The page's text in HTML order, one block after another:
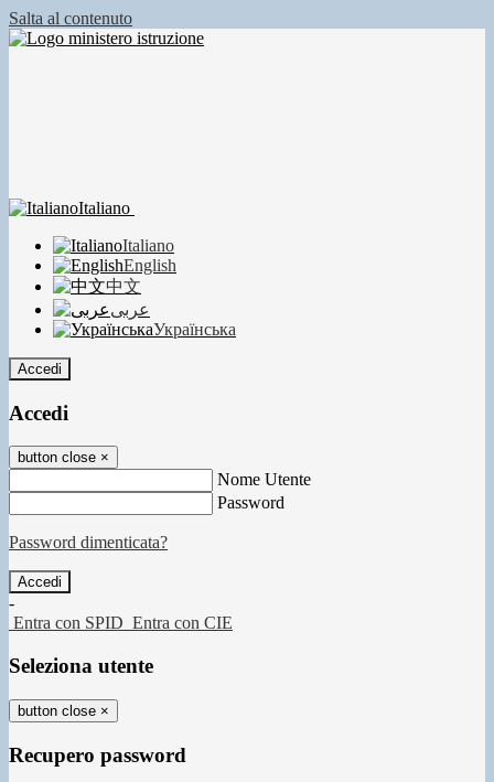
Salta al contenuto
Italiano
Italiano
English
中文
عربى
Українська
Accedi
Accedi
button close ×
Nome Utente
Password
Password dimenticata?
-
Entra con SPID Entra con CIE
Seleziona utente
button close ×
Recupero password